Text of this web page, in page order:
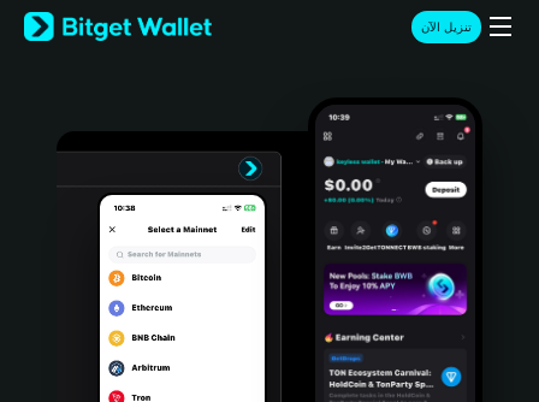
English
日本語
Türkçe
Português (Portugal)
Bahasa Indonesia
تنزيل الآن